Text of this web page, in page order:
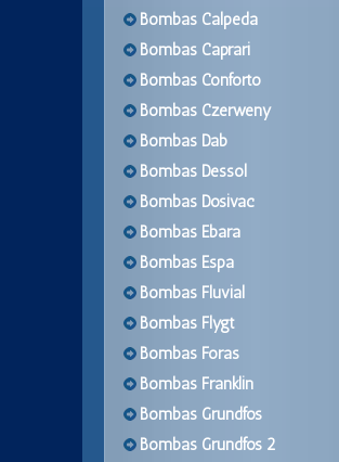
Bombas Calpeda
Bombas Caprari
Bombas Conforto
Bombas Czerweny
Bombas Dab
Bombas Dessol
Bombas Dosivac
Bombas Ebara
Bombas Espa
Bombas Fluvial
Bombas Flygt
Bombas Foras
Bombas Franklin
Bombas Grundfos
Bombas Grundfos 2